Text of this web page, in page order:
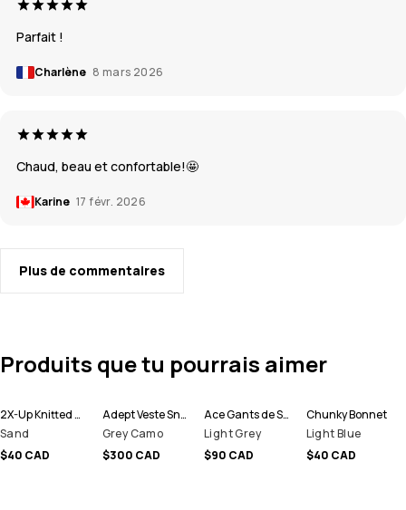
Parfait !
Charlène 8 mars 2026
Chaud, beau et confortable!🤩
Karine 17 févr. 2026
Plus de commentaires
Produits que tu pourrais aimer
2X-Up Knitted Tour de cou
Sand
$40 CAD
Adept Veste Snowboard Homme
Grey Camo
$300 CAD
Ace Gants de Ski
Light Grey
$90 CAD
Chunky Bonnet
Light Blue
$40 CAD